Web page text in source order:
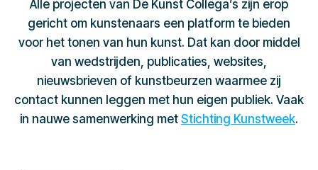
Alle projecten van De Kunst Collega’s zijn erop
gericht om kunstenaars een platform te bieden
voor het tonen van hun kunst. Dat kan door middel
van wedstrijden, publicaties, websites,
nieuwsbrieven of kunstbeurzen waarmee zij
contact kunnen leggen met hun eigen publiek. Vaak
in nauwe samenwerking met Stichting Kunstweek.